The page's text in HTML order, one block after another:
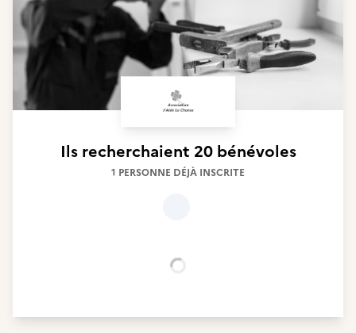
Ils recherchaient 20 bénévoles
1 PERSONNE DÉJÀ INSCRITE